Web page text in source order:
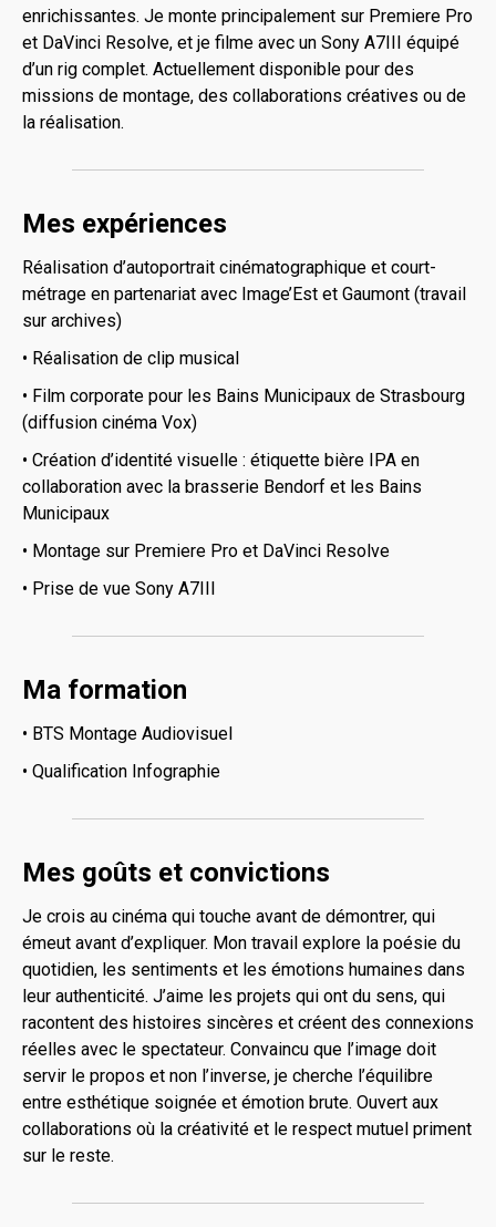
enrichissantes. Je monte principalement sur Premiere Pro
et DaVinci Resolve, et je filme avec un Sony A7III équipé
d’un rig complet. Actuellement disponible pour des
missions de montage, des collaborations créatives ou de
la réalisation.
Mes expériences
Réalisation d’autoportrait cinématographique et court-
métrage en partenariat avec Image’Est et Gaumont (travail
sur archives)
• Réalisation de clip musical
• Film corporate pour les Bains Municipaux de Strasbourg
(diffusion cinéma Vox)
• Création d’identité visuelle : étiquette bière IPA en
collaboration avec la brasserie Bendorf et les Bains
Municipaux
• Montage sur Premiere Pro et DaVinci Resolve
• Prise de vue Sony A7III
Ma formation
• BTS Montage Audiovisuel
• Qualification Infographie
Mes goûts et convictions
Je crois au cinéma qui touche avant de démontrer, qui
émeut avant d’expliquer. Mon travail explore la poésie du
quotidien, les sentiments et les émotions humaines dans
leur authenticité. J’aime les projets qui ont du sens, qui
racontent des histoires sincères et créent des connexions
réelles avec le spectateur. Convaincu que l’image doit
servir le propos et non l’inverse, je cherche l’équilibre
entre esthétique soignée et émotion brute. Ouvert aux
collaborations où la créativité et le respect mutuel priment
sur le reste.